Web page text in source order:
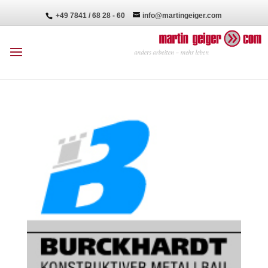
+49 7841 / 68 28 - 60 info@martingeiger.com